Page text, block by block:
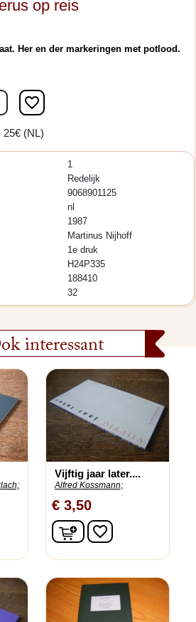
op reis
Her en der markeringen met potlood.
favorite_border
25€ (NL)
1
Redelijk
9068901125
nl
1987
Martinus Nijhoff
1e druk
H24P335
188410
32
interessant
Vijftig jaar later....
Alfred Kossmann;
€ 3,50
In winkelwagen
favorite_border